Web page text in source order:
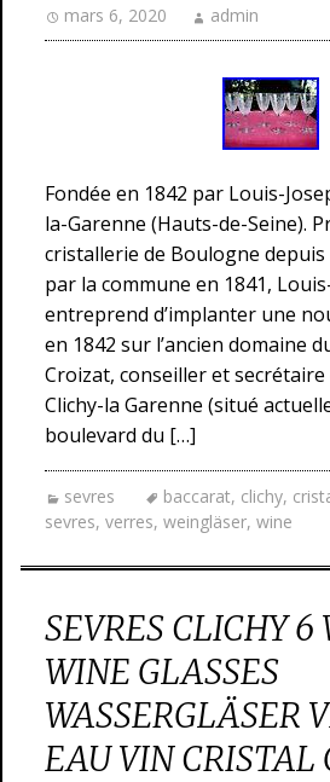
mars 6, 2020 admin
Fondée en 1842 par Louis-
la-Garenne (Hauts-de-Seine).
cristallerie de Boulogne
par la commune en 1841,
entreprend d’implanter une
en 1842 sur l’ancien domaine
Croizat, conseiller et secrétaire
Clichy-la Garenne (situé
boulevard du […]
sevres baccarat, clichy,
sevres, verres, weingläser, wine
SEVRES CLICHY 6
WINE GLASSES
WASSERGLÄSER
EAU VIN CRISTAL